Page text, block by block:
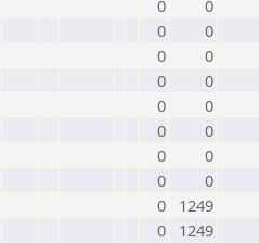
0
0
0
0
0
0
0
0
0
0
0
0
0
0
0
0
0
1249
0
1249